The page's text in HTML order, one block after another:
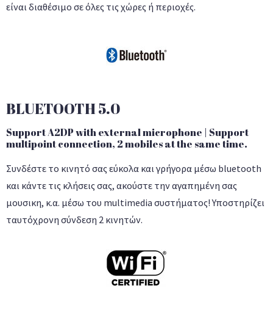
είναι διαθέσιμο σε όλες τις χώρες ή περιοχές.
BLUETOOTH 5.0
Support A2DP with external microphone | Support
multipoint connection, 2 mobiles at the same time.
Συνδέστε το κινητό σας εύκολα και γρήγορα μέσω bluetooth
και κάντε τις κλήσεις σας, ακούστε την αγαπημένη σας
μουσικη, κ.α. μέσω του multimedia συστήματος! Υποστηρίζει
ταυτόχρονη σύνδεση 2 κινητών.